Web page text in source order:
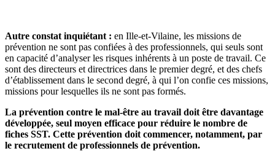
Autre constat inquiétant : en Ille-et-Vilaine, les missions de
prévention ne sont pas confiées à des professionnels, qui seuls sont
en capacité d’analyser les risques inhérents à un poste de travail. Ce
sont des directeurs et directrices dans le premier degré, et des chefs
d’établissement dans le second degré, à qui l’on confie ces missions,
missions pour lesquelles ils ne sont pas formés.
La prévention contre le mal-être au travail doit être davantage
développée, seul moyen efficace pour réduire le nombre de
fiches SST. Cette prévention doit commencer, notamment, par
le recrutement de professionnels de prévention.